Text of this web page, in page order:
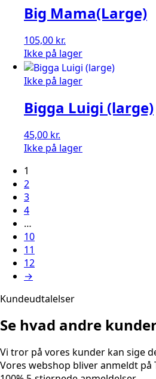
Big Mama(Large)
105,00 kr.
Ikke på lager
Ikke på lager
Bigga Luigi (large)
45,00 kr.
Ikke på lager
1
2
3
4
…
10
11
12
→
Kundeudtalelser
Se hvad andre
Vi tror på vores kunder kan sige
Vores webshop bliver anmeldt på